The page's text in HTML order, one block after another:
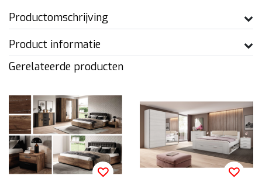
Productomschrijving
Product informatie
Gerelateerde producten